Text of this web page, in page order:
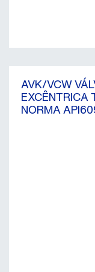
AVK/VCW
EXCÊNTRICA
NORMA